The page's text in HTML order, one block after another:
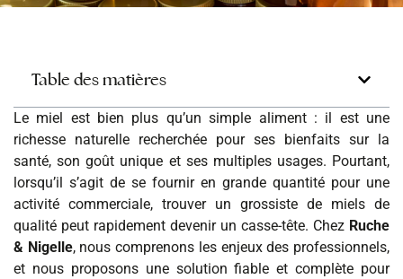
Table des matières
Le miel est bien plus qu’un simple aliment : il est une
richesse naturelle recherchée pour ses bienfaits sur la
santé, son goût unique et ses multiples usages. Pourtant,
lorsqu’il s’agit de se fournir en grande quantité pour une
activité commerciale, trouver un grossiste de miels de
qualité peut rapidement devenir un casse-tête. Chez Ruche
& Nigelle, nous comprenons les enjeux des professionnels,
et nous proposons une solution fiable et complète pour